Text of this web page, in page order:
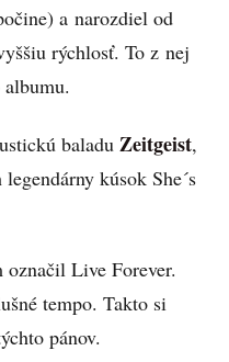
a narozdiel od
rýchlosť. To z nej
baladu Zeitgeist,
kúsok She´s
označil Live Forever.
tempo. Takto si
pánov.